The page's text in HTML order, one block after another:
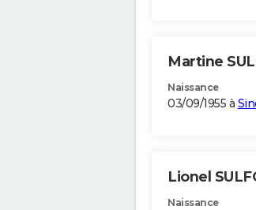
Martine
Naissance
03/09/1955 à
Lionel
Naissance